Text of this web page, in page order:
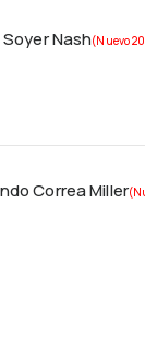
Nash(Nuevo
Correa Miller